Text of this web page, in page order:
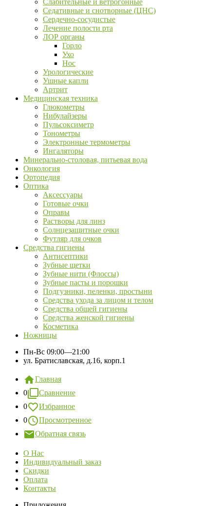
Слабительные и ветрогонные
Седативные и снотворные (ЦНС)
Сердечно-сосудистые
Лечение полости рта
ЛОР органы
Горло
Ухо
Нос
Урологические
Ушные капли
Артрит
Медицинская техника
Глюкометры
Нибулайзеры
Пульсоксиметр
Тонометры
Электронные термометры
Ингаляторы
Минерально-столовая, питьевая вода
Онкология
Ортопедия
Оптика
Аксессуары
Готовые очки
Оправы
Растворы для линз
Солнцезащитные очки
Футляр для очков
Средства гигиены
Антисептики
Зубные щетки
Зубные нити (Флоссы)
Зубные пасты и порошки
Подгузники, пеленки, простыни
Средства ухода за лицом и телом
Средства общей гигиены
Средства женской гигиены
Косметика
Ножницы
Пн-Вс 09:00—21:00
ул. Братиславская, д.16, корп.1
Главная
0
Сравнение
0
Избранное
0
Просмотренное
Обратная связь
О Нас
Индивидуальный заказ
Скидки
Оплата
Контакты